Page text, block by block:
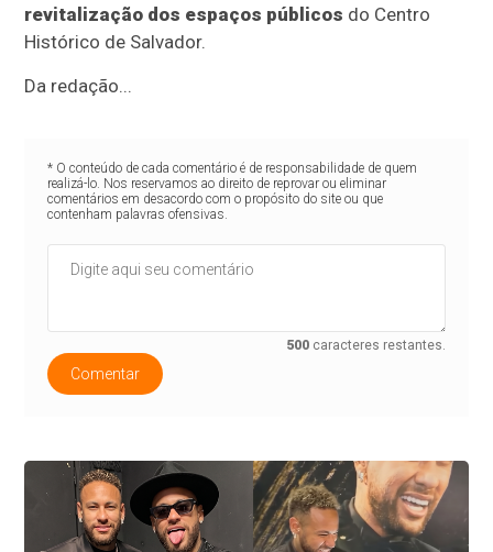
revitalização dos espaços públicos do Centro
Histórico de Salvador.
Da redação...
* O conteúdo de cada comentário é de responsabilidade de quem
realizá-lo. Nos reservamos ao direito de reprovar ou eliminar
comentários em desacordo com o propósito do site ou que
contenham palavras ofensivas.
500 caracteres restantes.
Comentar